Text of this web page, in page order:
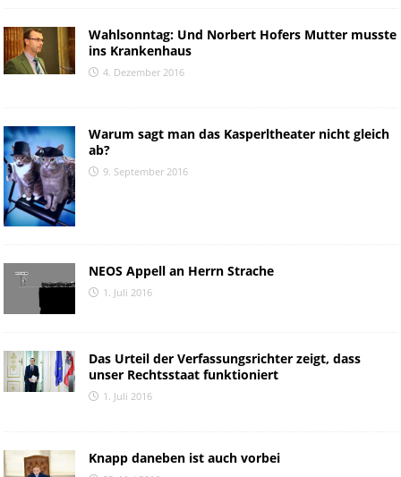
Wahlsonntag: Und Norbert Hofers Mutter musste
ins Krankenhaus
4. Dezember 2016
Warum sagt man das Kasperltheater nicht gleich
ab?
9. September 2016
NEOS Appell an Herrn Strache
1. Juli 2016
Das Urteil der Verfassungsrichter zeigt, dass
unser Rechtsstaat funktioniert
1. Juli 2016
Knapp daneben ist auch vorbei